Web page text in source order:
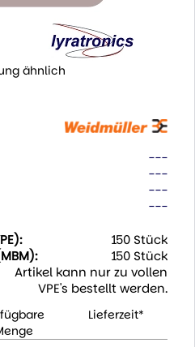
ähnlich
---
---
---
---
150 Stück
150 Stück
Artikel kann nur zu vollen
VPE's bestellt werden.
Lieferzeit*